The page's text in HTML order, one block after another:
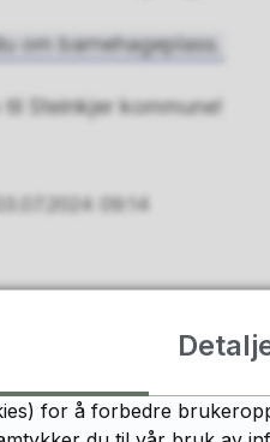
om barnehageplass.
til Steinkjer kommune!
03.07.2024 09:14
for å forbedre